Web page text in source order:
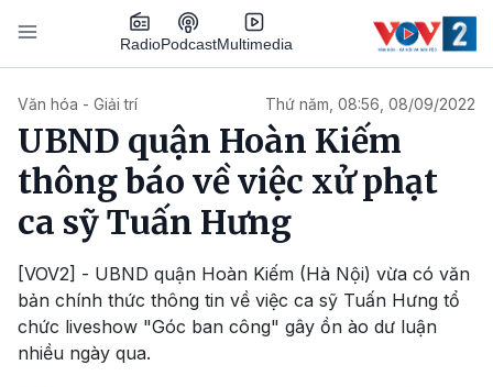
Nhảy đến nội dung
RadioPodcastMultimedia
Văn hóa - Giải trí Thứ năm, 08:56, 08/09/2022
UBND quận Hoàn Kiếm
thông báo về việc xử phạt
ca sỹ Tuấn Hưng
[VOV2] - UBND quận Hoàn Kiếm (Hà Nội) vừa có văn
bản chính thức thông tin về việc ca sỹ Tuấn Hưng tổ
chức liveshow "Góc ban công" gây ồn ào dư luận
nhiều ngày qua.